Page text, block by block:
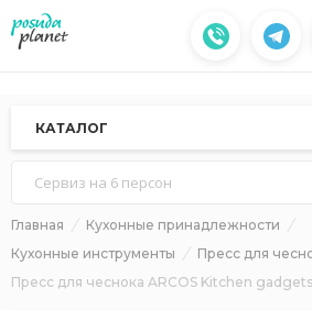
КАТАЛОГ
Сервиз на 6 персон
Главная
Кухонные принадлежности
Кухонные инструменты
Пресс для
Пресс для чеснока ARCOS Kitchen